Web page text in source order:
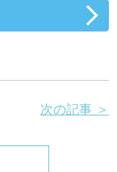
次の記事 ＞